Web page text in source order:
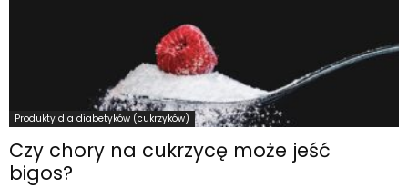
Produkty dla diabetyków (cukrzyków)
Czy chory na cukrzycę może jeść
bigos?